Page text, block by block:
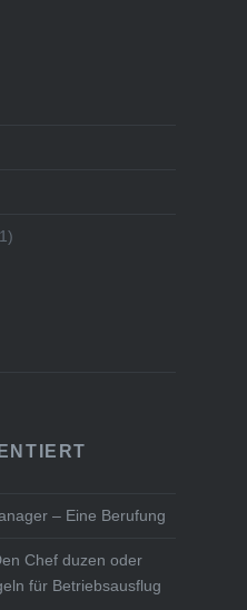
– Eine Berufung
Chef duzen oder
für Betriebsausflug